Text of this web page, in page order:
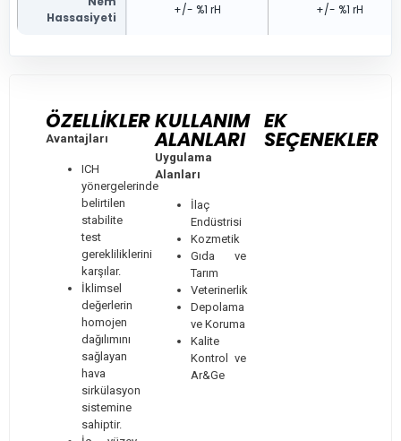
Hassasiyeti
+/- %1 rH +/- %1 rH
ÖZELLİKLER
Avantajları
ICH
yönergelerinde
belirtilen
stabilite
test
gerekliliklerini
karşılar.
İklimsel
değerlerin
homojen
dağılımını
sağlayan
hava
sirkülasyon
sistemine
sahiptir.
KULLANIM
ALANLARI
Uygulama
Alanları
İlaç
Endüstrisi
Kozmetik
Gıda ve
Tarım
Veterinerlik
Depolama
ve Koruma
Kalite
Kontrol ve
Ar&Ge
EK
SEÇENEKLER